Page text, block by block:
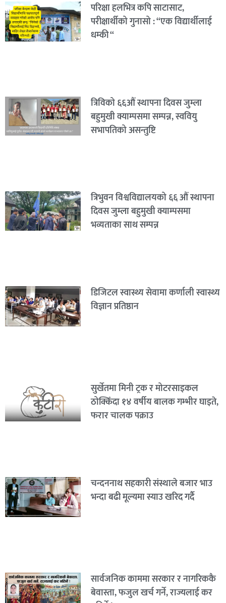
परिक्षा हलभित्र कपि साटासाट,
परीक्षार्थीको गुनासो : “एक विद्यार्थीलाई
धम्की “
त्रिविको ६६औं स्थापना दिवस जुम्ला
बहुमुखी क्याम्पसमा सम्पन्न, स्ववियु
सभापतिको असन्तुष्टि
त्रिभुवन विश्वविद्यालयको ६६ औं स्थापना
दिवस जुम्ला बहुमुखी क्याम्पसमा
भव्यताका साथ सम्पन्न
डिजिटल स्वास्थ्य सेवामा कर्णाली स्वास्थ्य
विज्ञान प्रतिष्ठान
सुर्खेतमा मिनी ट्रक र मोटरसाइकल
ठोक्किँदा १४ वर्षीय बालक गम्भीर घाइते,
फरार चालक पक्राउ
चन्दननाथ सहकारी संस्थाले बजार भाउ
भन्दा बढी मूल्यमा स्याउ खरिद गर्दै
सार्वजनिक काममा सरकार र नागरिककै
बेवास्ता, फजुल खर्च गर्ने, राज्यलाई कर